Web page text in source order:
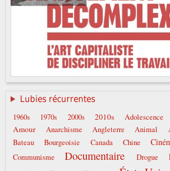
Lubies récurrentes
1960s 1970s 2000s 2010s Adolescence
Amour Anarchisme Angleterre Animal
Bateau
Bourgeoisie Canada Chine
Communisme Documentaire Drogue